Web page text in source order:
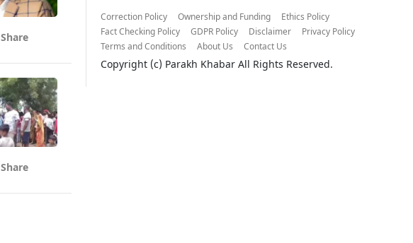
Share
Share
Correction Policy Ownership and Funding
Ethics Policy
Fact Checking Policy
GDPR Policy Disclaimer
Privacy Policy
Terms and Conditions
About Us Contact Us
Copyright (c) Parakh Khabar All Rights Reserved.